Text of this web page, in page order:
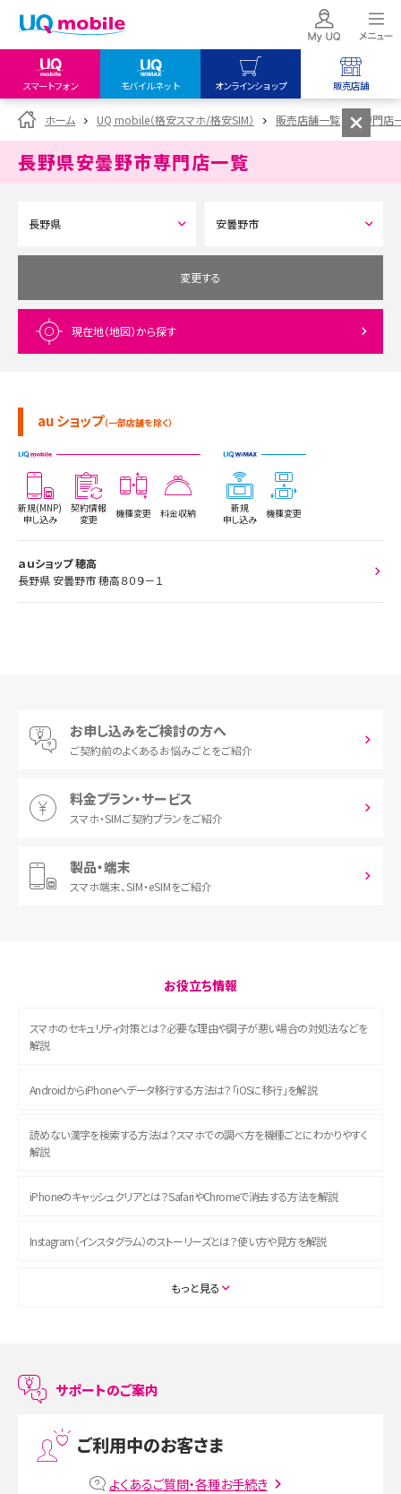
スマートフォン モバイルネット オンラインショップ 販売店舗
my UQ WiMAX
UQ WiMAX ご契約の方
My UQ mobile
データチャージサイト
UQ mobile
オンラインショップ
UQ WiMAX
UQ mobile
販売店舗
UQ WiMAX
ホーム UQ mobile（格安スマホ/格安SIM） 販売店舗一覧 専門店
長野県安曇野市専門店一覧
変更する
現在地（地図）から探す
au ショップ（一部店舗を除く）
新規(MNP)
申し込み
契約情報
変更
機種変更 料金収納
新規
申し込み
機種変更
ａｕショップ 穂高
長野県 安曇野市 穂高８０９－１
お申し込みをご検討の方へ
ご契約前のよくあるお悩みごとをご紹介
料金プラン・サービス
スマホ・SIMご契約プランをご紹介
製品・端末
スマホ端末、SIM・eSIMをご紹介
お役立ち情報
スマホのセキュリティ対策とは？必要な理由や調子が悪い場合の対処法などを
解説
AndroidからiPhoneへデータ移行する方法は？「iOSに移行」を解説
読めない漢字を検索する方法は？スマホでの調べ方を機種ごとにわかりやすく
解説
iPhoneのキャッシュクリアとは？SafariやChromeで消去する方法を解説
Instagram（インスタグラム）のストーリーズとは？使い方や見方を解説
ASMRとは？初心者向けの代表ジャンルや楽しみ方を解説
LINEで友だちを削除する方法は？方法ごとの影響や復活・復元する方法も解説
MNOとは？MVNOやMVNEとの違いやメリット・デメリットを解説
もっと見る
サポートのご案内
ご利用中のお客さま
よくあるご質問・各種お手続き